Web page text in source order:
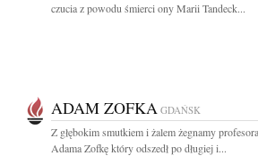
czucia z powodu śmierci ony Marii Tandeck...
ADAM ZOFKA GDAŃSK
Z głębokim smutkiem i żalem żegnamy profesora
Adama Zofkę który odszedł po długiej i...